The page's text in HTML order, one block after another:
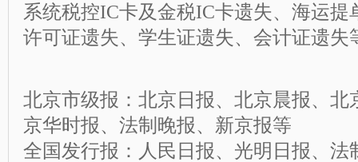
系统税控IC卡及金税IC卡遗失、海运
许可证遗失、学生证遗失、会计证遗失
北京市级报：北京日报、北京晨报、北
京华时报、法制晚报、新京报等
全国发行报：人民日报、光明日报、法